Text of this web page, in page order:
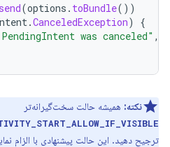
send(options . toBundle())
.CanceledException)
{
was canceled" ,
نکته: همیشه حالت سخت‌گیرانه‌تر
ترجیح دهید. این حالت پیشنهادی با الزام